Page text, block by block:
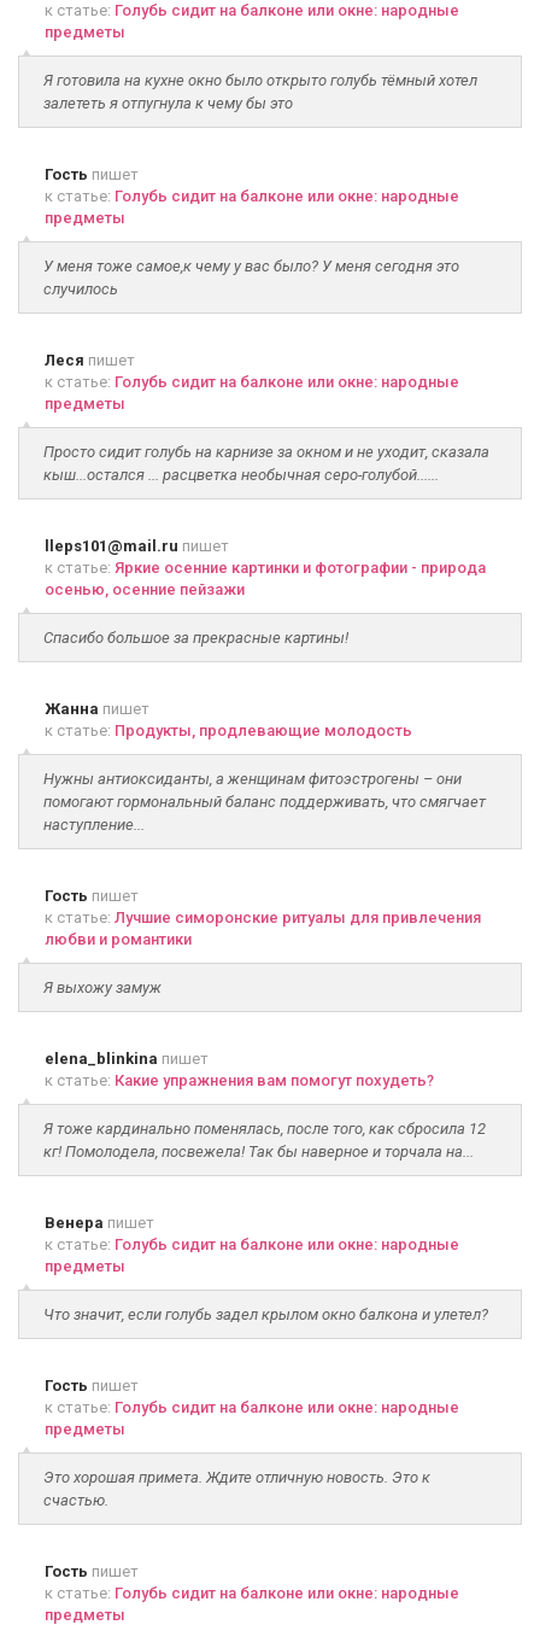
к статье: Голубь сидит на балконе или окне: народные
предметы
Я готовила на кухне окно было открыто голубь тёмный хотел
залететь я отпугнула к чему бы это
Гость пишет
к статье: Голубь сидит на балконе или окне: народные
предметы
У меня тоже самое,к чему у вас было? У меня сегодня это
случилось
Леся пишет
к статье: Голубь сидит на балконе или окне: народные
предметы
Просто сидит голубь на карнизе за окном и не уходит, сказала
кыш...остался ... расцветка необычная серо-голубой......
lleps101@mail.ru пишет
к статье: Яркие осенние картинки и фотографии - природа
осенью, осенние пейзажи
Спасибо большое за прекрасные картины!
Жанна пишет
к статье: Продукты, продлевающие молодость
Нужны антиоксиданты, а женщинам фитоэстрогены – они
помогают гормональный баланс поддерживать, что смягчает
наступление...
Гость пишет
к статье: Лучшие симоронские ритуалы для привлечения
любви и романтики
Я выхожу замуж
elena_blinkina пишет
к статье: Какие упражнения вам помогут похудеть?
Я тоже кардинально поменялась, после того, как сбросила 12
кг! Помолодела, посвежела! Так бы наверное и торчала на...
Венера пишет
к статье: Голубь сидит на балконе или окне: народные
предметы
Что значит, если голубь задел крылом окно балкона и улетел?
Гость пишет
к статье: Голубь сидит на балконе или окне: народные
предметы
Это хорошая примета. Ждите отличную новость. Это к
счастью.
Гость пишет
к статье: Голубь сидит на балконе или окне: народные
предметы